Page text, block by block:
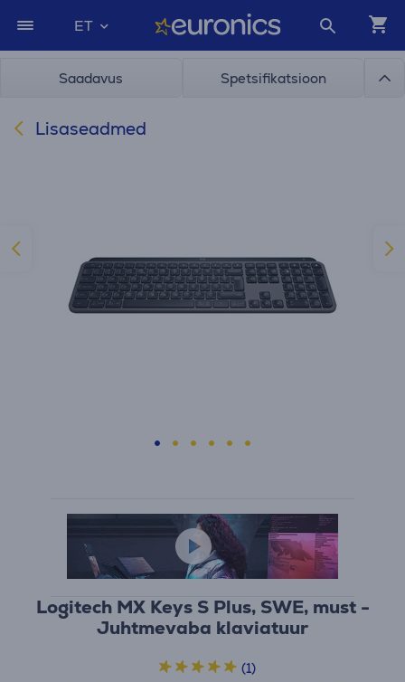
ET
Saadavus Spetsifikatsioon
Lisaseadmed
Logitech MX Keys S Plus, SWE, must -
Juhtmevaba klaviatuur
(1)